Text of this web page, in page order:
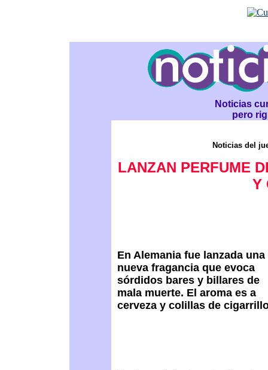
Noticias
pero
Noticias del
LANZAN PERFUME
Y
En Alemania fue lanzada una
nueva fragancia que evoca
sórdidos bares y billares de
mala muerte. El aroma es a
cerveza y colillas de